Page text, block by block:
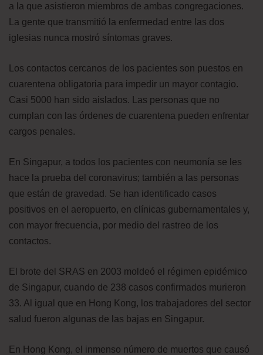
a la que asistieron miembros de ambas congregaciones.
La gente que transmitió la enfermedad entre las dos
iglesias nunca mostró síntomas graves.
Los contactos cercanos de los pacientes son puestos en
cuarentena obligatoria para impedir un mayor contagio.
Casi 5000 han sido aislados. Las personas que no
cumplan con las órdenes de cuarentena pueden enfrentar
cargos penales.
En Singapur, a todos los pacientes con neumonía se les
hace la prueba del coronavirus; también a las personas
que están de gravedad. Se han identificado casos
positivos en el aeropuerto, en clínicas gubernamentales y,
con mayor frecuencia, por medio del rastreo de los
contactos.
El brote del SRAS en 2003 moldeó el régimen epidémico
de Singapur, cuando de 238 casos confirmados murieron
33. Al igual que en Hong Kong, los trabajadores del sector
salud fueron algunas de las bajas en Singapur.
En Hong Kong, el inmenso número de muertos que causó